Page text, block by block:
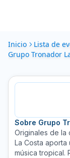
Inicio
Lista de
Grupo Tronador
Sobre Grupo
Originales de la
La Costa aporta
música tropical.